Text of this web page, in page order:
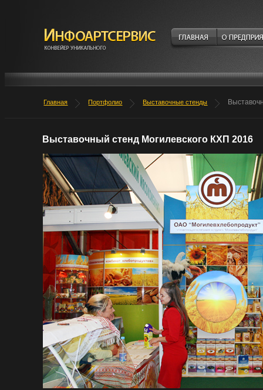
Главная Портфолио Выставочные стенды
Выставочный стенд Могилевского КХП 2016